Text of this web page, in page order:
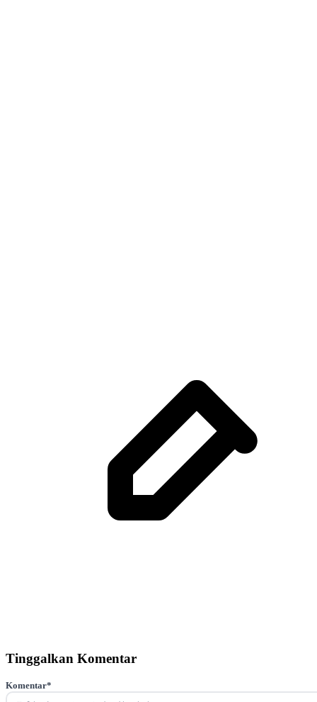
Tinggalkan Komentar
Komentar*